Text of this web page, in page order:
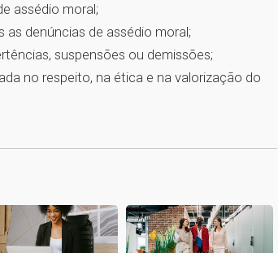
assédio moral;
as denúncias de assédio moral;
suspensões ou demissões;
no respeito, na ética e na valorização do